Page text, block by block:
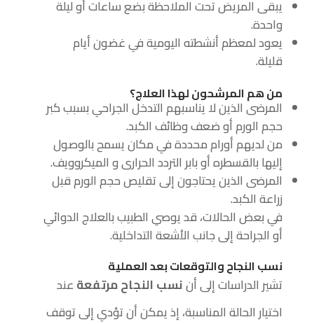
يبقى المريض تحت الملاحظة بضع ساعات أو ليلة
واحدة.
يعود لمعظم أنشطته اليومية في غضون أيام
قليلة.
من هم المرشحون لهذا العلاج؟
المرضى الذين لا يناسبهم التدخل الجراحي بسبب كبر
حجم الورم أو ضعف وظائف الكبد.
من لديهم أورام محددة في مكان يسمح بالوصول
إليها بالقسطره أو بابر التردد الحرارى و الميكروويف.
المرضى الذين يحتاجون إلى تقليص حجم الورم قبل
زراعة الكبد.
في بعض الحالات، قد يوصي الطبيب بالعلاج الدوائي
أو الجراحة إلى جانب الأشعة التداخلية.
نسب النجاح والتوقعات بعد العملية
تشير الدراسات إلى أننسب النجاح مرتفعةعند
اختيار الحالة المناسبة، إذ يمكن أن تؤدي إلى توقف